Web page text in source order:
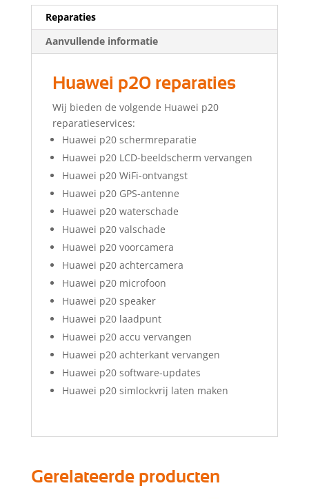
Reparaties
Aanvullende informatie
Huawei p20 reparaties
Wij bieden de volgende Huawei p20
reparatieservices:
Huawei p20 schermreparatie
Huawei p20 LCD-beeldscherm vervangen
Huawei p20 WiFi-ontvangst
Huawei p20 GPS-antenne
Huawei p20 waterschade
Huawei p20 valschade
Huawei p20 voorcamera
Huawei p20 achtercamera
Huawei p20 microfoon
Huawei p20 speaker
Huawei p20 laadpunt
Huawei p20 accu vervangen
Huawei p20 achterkant vervangen
Huawei p20 software-updates
Huawei p20 simlockvrij laten maken
Gerelateerde producten